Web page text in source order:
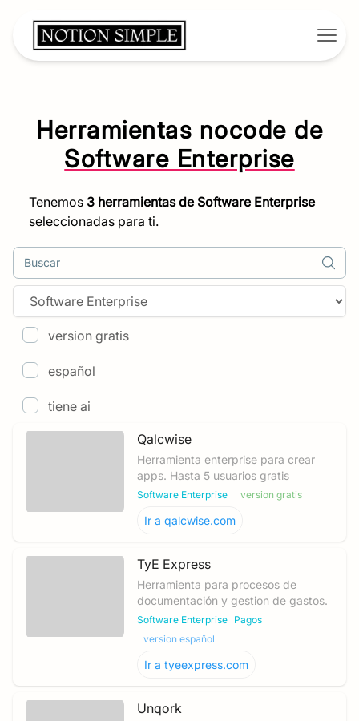
Herramientas nocode de
Software Enterprise
Tenemos 3 herramientas de Software Enterprise
seleccionadas para ti.
Buscar
version gratis
español
tiene ai
Qalcwise
Herramienta enterprise para crear
apps. Hasta 5 usuarios gratis
Software Enterprise version gratis
Ir aqalcwise.com
TyE Express
Herramienta para procesos de
documentación y gestion de gastos.
Software Enterprise Pagos
version español
Ir atyeexpress.com
Unqork